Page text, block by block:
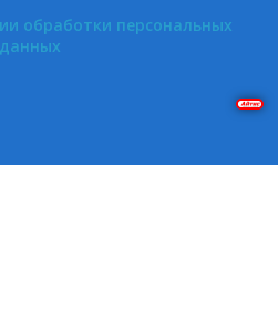
обработки персональных
данных